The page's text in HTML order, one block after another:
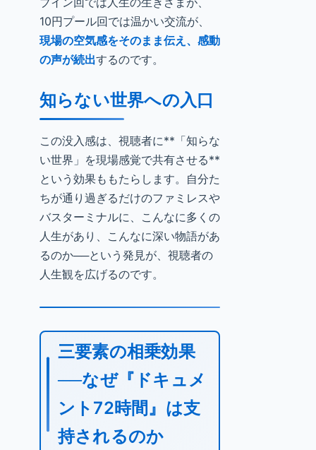
10円プール回では温かい交流が、
現場の空気感をそのまま伝え、感動
の声が続出するのです。
知らない世界への入口
この没入感は、視聴者に**「知らな
い世界」を現場感覚で共有させる**
という効果ももたらします。自分た
ちが通り過ぎるだけのファミレスや
バスターミナルに、こんなに多くの
人生があり、こんなに深い物語があ
るのか──という発見が、視聴者の
人生観を広げるのです。
三要素の相乗効果
──なぜ『ドキュメ
ント72時間』は支
持されるのか